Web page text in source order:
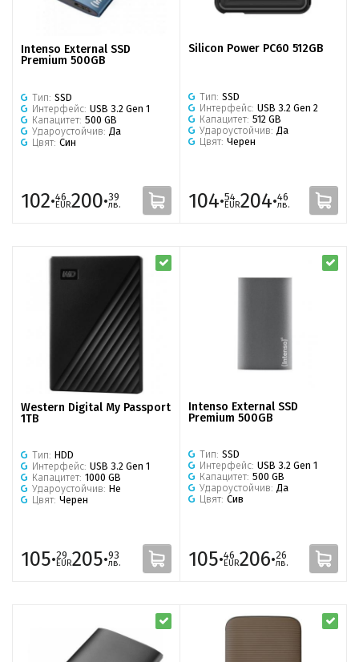
Intenso External SSD
Premium 500GB
Тип: SSD
Интерфейс: USB 3.2 Gen 1
Капацитет: 500 GB
Удароустойчив: Да
Цвят: Син
102·46
EUR200·39
лв.
Silicon Power PC60 512GB
Тип: SSD
Интерфейс: USB 3.2 Gen 2
Капацитет: 512 GB
Удароустойчив: Да
Цвят: Черен
104·54
EUR204·46
лв.
Western Digital My Passport
1TB
Тип: HDD
Интерфейс: USB 3.2 Gen 1
Капацитет: 1000 GB
Удароустойчив: Не
Цвят: Черен
105·29
EUR205·93
лв.
Intenso External SSD
Premium 500GB
Тип: SSD
Интерфейс: USB 3.2 Gen 1
Капацитет: 500 GB
Удароустойчив: Да
Цвят: Сив
105·46
EUR206·26
лв.